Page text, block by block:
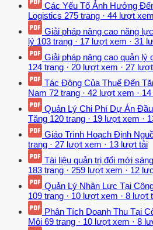
Các Yếu Tố Ảnh Hưởng
Logistics 275 trang · 44 lượt xem
Giải pháp nâng cao năng
lý 103 trang · 17 lượt xem · 31
Giải pháp nâng cao quản lý
124 trang · 20 lượt xem · 27
Tác Động Của Thuế Đến
Nam 72 trang · 42 lượt xem ·
Quản Lý Chi Phí Dự Án
Tăng 120 trang · 19 lượt xem ·
Giáo Trình Hoạch Định
trang · 27 lượt xem · 13 lượt tải
Tài liệu quản trị đổi mới
183 trang · 259 lượt xem · 12
Quản Lý Nhân Lực Tại
109 trang · 10 lượt xem · 8 lượt
Phân Tích Doanh Thu Tại
Môi 69 trang · 10 lượt xem · 8